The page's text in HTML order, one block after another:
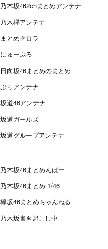
乃木坂462chまとめアンテナ
乃木欅アンテナ
まとめクロラ
にゅーぷる
日向坂46まとめのまとめ
ぷぅアンテナ
坂道46アンテナ
坂道ガールズ
坂道グループアンテナ
乃木坂46まとめんばー
乃木坂46まとめ 1/46
欅坂46まとめちゃんねる
乃木坂書き起こし中